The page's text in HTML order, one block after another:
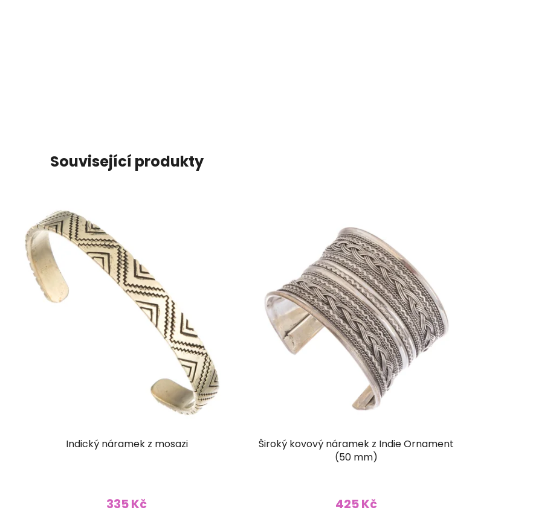
Související produkty
Indický náramek z mosazi
335 Kč
Široký kovový náramek z Indie Ornament
(50 mm)
425 Kč